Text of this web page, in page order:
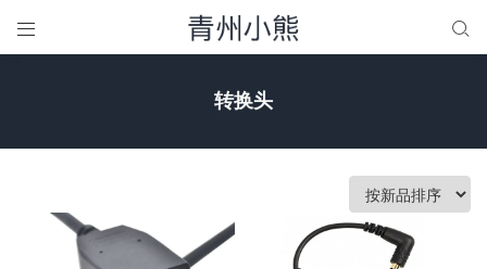
 
转换头